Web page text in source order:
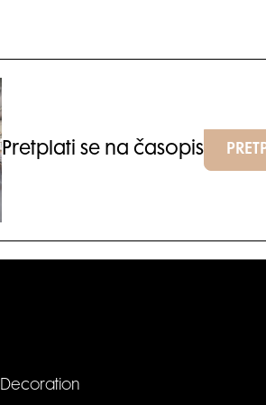
Pretplati se na časopis
Decoration